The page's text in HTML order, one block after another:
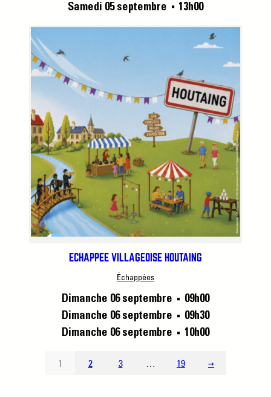
Samedi 05 septembre ■ 13h00
ÉCHAPPÉE VILLAGEOISE HOUTAING
Échappées
Dimanche 06 septembre ■
09h00
Dimanche 06 septembre
■
09h30
Dimanche 06 septembre
■ 10h00
1 2 3 … 19 →